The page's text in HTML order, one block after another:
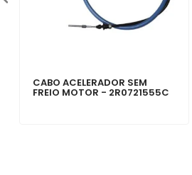
CABO ACELERADOR SEM
FREIO MOTOR - 2R0721555C